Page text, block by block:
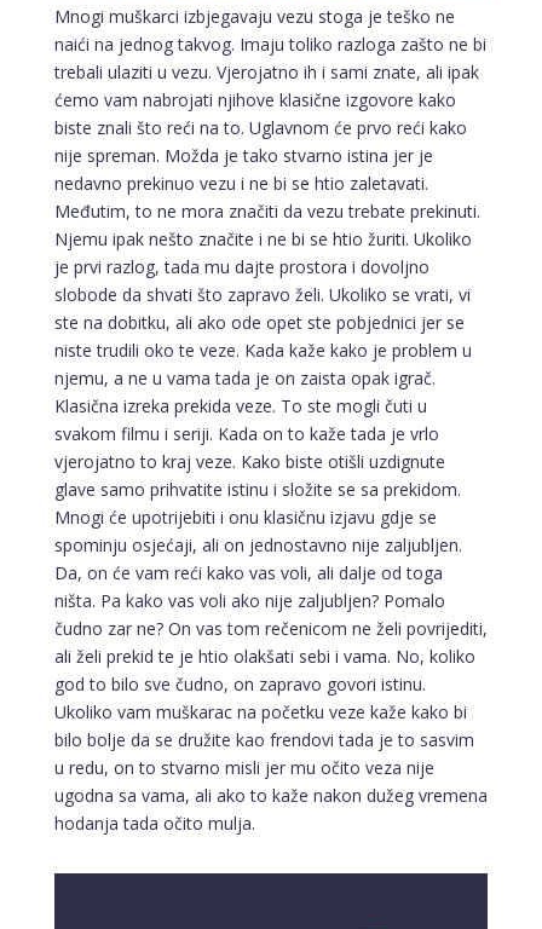
Mnogi muškarci izbjegavaju vezu stoga je teško ne
naići na jednog takvog. Imaju toliko razloga zašto ne bi
trebali ulaziti u vezu. Vjerojatno ih i sami znate, ali ipak
ćemo vam nabrojati njihove klasične izgovore kako
biste znali što reći na to. Uglavnom će prvo reći kako
nije spreman. Možda je tako stvarno istina jer je
nedavno prekinuo vezu i ne bi se htio zaletavati.
Međutim, to ne mora značiti da vezu trebate prekinuti.
Njemu ipak nešto značite i ne bi se htio žuriti. Ukoliko
je prvi razlog, tada mu dajte prostora i dovoljno
slobode da shvati što zapravo želi. Ukoliko se vrati, vi
ste na dobitku, ali ako ode opet ste pobjednici jer se
niste trudili oko te veze. Kada kaže kako je problem u
njemu, a ne u vama tada je on zaista opak igrač.
Klasična izreka prekida veze. To ste mogli čuti u
svakom filmu i seriji. Kada on to kaže tada je vrlo
vjerojatno to kraj veze. Kako biste otišli uzdignute
glave samo prihvatite istinu i složite se sa prekidom.
Mnogi će upotrijebiti i onu klasičnu izjavu gdje se
spominju osjećaji, ali on jednostavno nije zaljubljen.
Da, on će vam reći kako vas voli, ali dalje od toga
ništa. Pa kako vas voli ako nije zaljubljen? Pomalo
čudno zar ne? On vas tom rečenicom ne želi povrijediti,
ali želi prekid te je htio olakšati sebi i vama. No, koliko
god to bilo sve čudno, on zapravo govori istinu.
Ukoliko vam muškarac na početku veze kaže kako bi
bilo bolje da se družite kao frendovi tada je to sasvim
u redu, on to stvarno misli jer mu očito veza nije
ugodna sa vama, ali ako to kaže nakon dužeg vremena
hodanja tada očito mulja.